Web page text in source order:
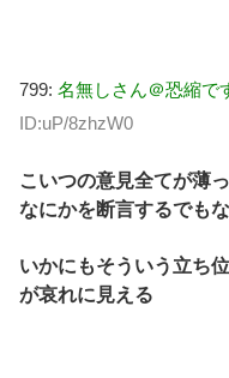
799: 名無しさん＠恐縮で
ID:uP/8zhzW0
こいつの意見全てが薄
なにかを断言するでも
いかにもそういう立ち
が哀れに見える